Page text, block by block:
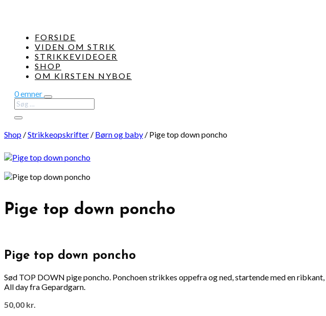
FORSIDE
VIDEN OM STRIK
STRIKKEVIDEOER
SHOP
OM KIRSTEN NYBOE
0 emner
Shop /Strikkeopskrifter / Børn og baby / Pige top down poncho
Pige top down poncho
Pige top down poncho
Sød TOP DOWN pige poncho. Ponchoen strikkes oppefra og ned, startende med en
All day fra Gepardgarn.
50,00 kr.